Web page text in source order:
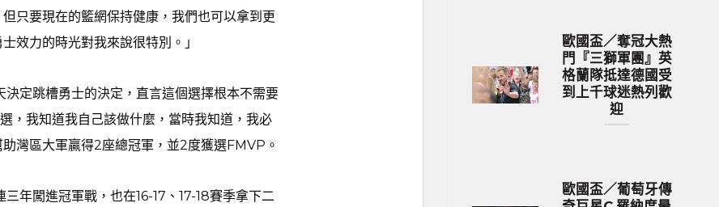
只要現在的籃網保持健康，我們也可以拿到更
效力的時光對我來說很特別。」
定跳槽勇士的決定，直言這個選擇根本不需要
，我知道我自己該做什麼，當時我知道，我必
灣區大軍贏得2座總冠軍，並2度獲選FMVP。
年闖進冠軍戰，也在16-17、17-18賽季拿下二
歐國盃／奪冠大熱
門『三獅軍團』英
格蘭隊抵達德國受
到上千球迷熱列歡
迎
歐國盃／葡萄牙傳